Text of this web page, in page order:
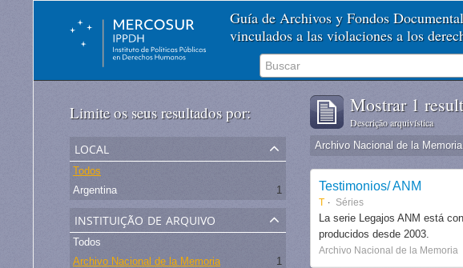
Guía de Archivos y Fondos
vinculados a las violaciones a los
Limite os seus resultados por:
local
Todos
Argentina
1
instituição de arquivo
Todos
Archivo Nacional de la Memoria
1
Mostrar 1
Descrição arquivística
Archivo Nacional de la Memoria
Testimonios/ ANM
T Séries
La serie Legajos ANM está
producidos desde 2003.
Archivo Nacional de la Memoria